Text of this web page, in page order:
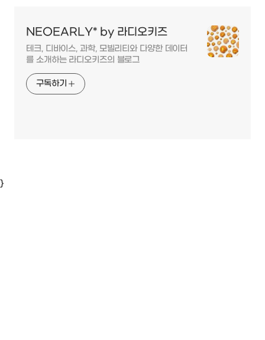
NEOEARLY* by 라디오키즈
테크, 디바이스, 과학, 모빌리티와 다양한 데이터
를 소개하는 라디오키즈의 블로그
구독하기
}